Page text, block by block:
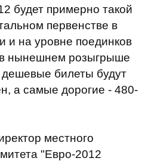
будет примерно такой
первенстве в
и на уровне поединков
в нынешнем розыгрыше
билеты будут
а самые дорогие - 480-
местного
"Евро-2012